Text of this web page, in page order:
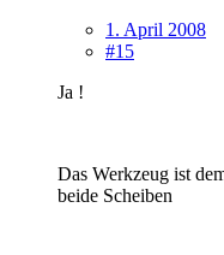
1. April 2008
#15
Ja !
Das Werkzeug ist
beide Scheiben